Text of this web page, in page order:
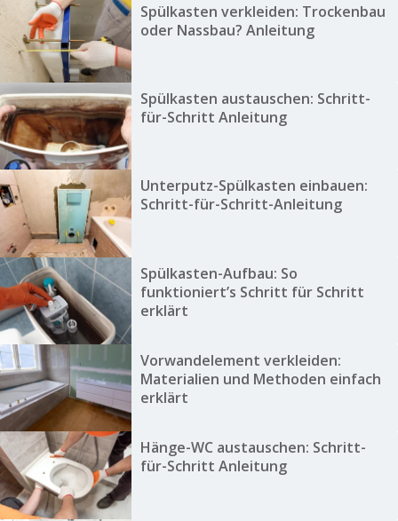
Spülkasten verkleiden: Trockenbau
oder Nassbau? Anleitung
Spülkasten austauschen: Schritt-
für-Schritt Anleitung
Unterputz-Spülkasten einbauen:
Schritt-für-Schritt-Anleitung
Spülkasten-Aufbau: So
funktioniert’s Schritt für Schritt
erklärt
Vorwandelement verkleiden:
Materialien und Methoden einfach
erklärt
Hänge-WC austauschen: Schritt-
für-Schritt Anleitung